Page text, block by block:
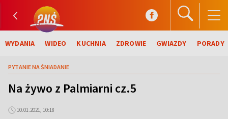
WYDANIA WIDEO KUCHNIA ZDROWIE GWIAZDY PORADY
PYTANIE NA ŚNIADANIE
Na żywo z Palmiarni cz.5
10.01.2021, 10:18